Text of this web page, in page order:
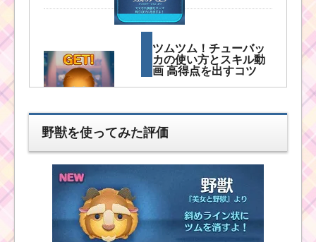
ツムツム！チューバッ
カの使い方とスキル動
画 高得点を出すコツ
ベル・ロマンス
野獣を使ってみた評価